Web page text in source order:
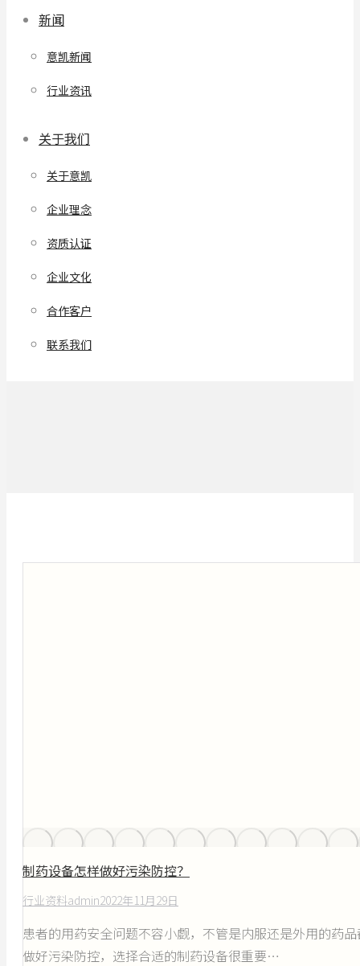
新闻
意凯新闻
行业资讯
关于我们
关于意凯
企业理念
资质认证
企业文化
合作客户
联系我们
制药设备怎样做好污染防控？
行业资料admin2022年11月29日
患者的用药安全问题不容小觑，不管是内服还是外用的药
做好污染防控，选择合适的制药设备很重要…